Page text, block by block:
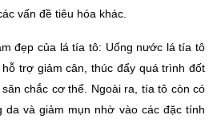
vấn đề tiêu hóa khác.
đẹp của lá tía tô: Uống nước lá tía tô
trợ giảm cân, thúc đẩy quá trình đốt
chắc cơ thể. Ngoài ra, tía tô còn có
da và giảm mụn nhờ vào các đặc tính